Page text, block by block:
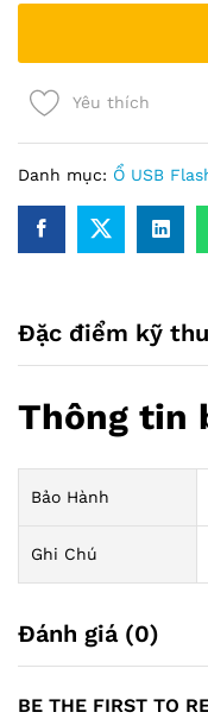
3.1
Yêu thích
Danh mục: Ổ USB
Đặc điểm kỹ
Thông tin
Bảo Hành
Ghi Chú
Đánh giá (0)
BE THE FIRST TO